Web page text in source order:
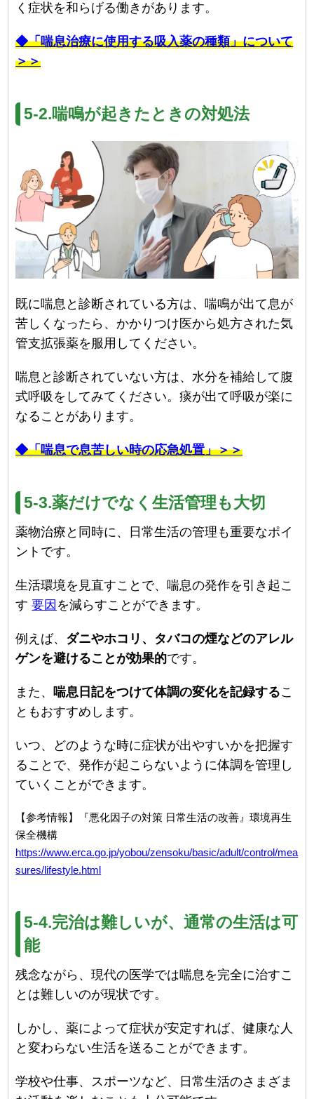
く症状を和らげる働きがあります。
◆「喘息治療に使用する吸入薬の種類」について
＞＞
5-2.喘鳴が起きたときの対処法
既に喘息と診断されている方は、喘鳴が出て息が
苦しくなったら、かかりつけ医から処方された気
管支拡張薬を服用してください。
喘息と診断されていない方は、水分を補給して腹
式呼吸をしてみてください。痰が出て呼吸が楽に
なることがあります。
◆「喘息で息苦しい時の応急処置」＞＞
5-3.薬だけでなく生活管理も大切
薬物治療と同時に、日常生活の管理も重要なポイ
ントです。
生活環境を見直すことで、喘息の発作を引き起こ
す要因 を減らすことができます。
例えば、 ダニやホコリ、タバコの煙などのアレル
ゲンを避けることが効果的です。
また、 喘息日記をつけて体調の変化を記録するこ
ともおすすめします。
いつ、どのような時に症状が出やすいかを把握す
ることで、発作が起こらないように体調を管理し
ていくことができます。
【参考情報】『悪化因子の対策 日常生活の改善』環境再生
保全機構
https://www.erca.go.jp/yobou/zensoku/basic/adult/control/mea
sures/lifestyle.html
5-4.完治は難しいが、通常の生活は可
能
残念ながら、現代の医学では喘息を完全に治すこ
とは難しいのが現状です。
しかし、薬によって症状が安定すれば、健康な人
と変わらない生活を送ることができます。
学校や仕事、スポーツなど、日常生活のさまざま